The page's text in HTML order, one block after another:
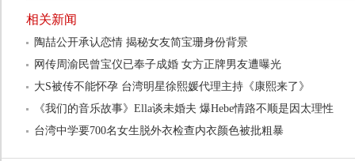
相关新闻
陶喆公开承认恋情 揭秘女友简宝珊身份背景
网传周渝民曾宝仪已奉子成婚 女方正牌男友遭曝光
大S被传不能怀孕 台湾明星徐熙媛代理主持《康熙来了》
《我们的音乐故事》Ella谈未婚夫 爆Hebe情路不顺是因太理性
台湾中学要700名女生脱外衣检查内衣颜色被批粗暴